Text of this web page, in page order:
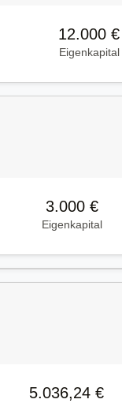
12.000 €
Eigenkapital
3.000 €
Eigenkapital
5.036,24 €